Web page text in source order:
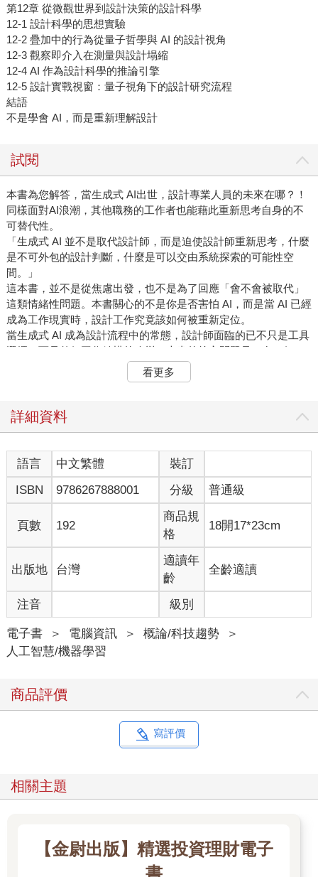
第12章 從微觀世界到設計決策的設計科學
12-1 設計科學的思想實驗
12-2 疊加中的行為從量子哲學與 AI 的設計視角
12-3 觀察即介入在測量與設計塌縮
12-4 AI 作為設計科學的推論引擎
12-5 設計實戰視窗：量子視角下的設計研究流程
結語
不是學會 AI，而是重新理解設計
試閱
本書為您解答，當生成式 AI出世，設計專業人員的未來在哪？！
同樣面對AI浪潮，其他職務的工作者也能藉此重新思考自身的不
可替代性。
「生成式 AI 並不是取代設計師，而是迫使設計師重新思考，什麼
是不可外包的設計判斷，什麼是可以交由系統探索的可能性空
間。」
這本書，並不是從焦慮出發，也不是為了回應「會不會被取代」
這類情緒性問題。本書關心的不是你是否害怕 AI，而是當 AI 已經
成為工作現實時，設計工作究竟該如何被重新定位。
當生成式 AI 成為設計流程中的常態，設計師面臨的已不只是工具
選擇，而是整個工作結構的改變。本書的核心問題是：在一個
「生成、變體與模擬都可以被系統大量完成」的環境下，設計師
每天究竟應該做哪些事情？哪些工作值得人類投入時間？哪些任
本書並不將 AI 視為靈感來源或效率工具，而是將其視為一種新的
情境下，清楚分辨「人該做什麼、系統該做什麼，以及如何協
作」。
以下四個重點，構成了本書作為 AI 時代設計工作指南的核心結
構。
一、設計工作的重心轉移：從產出形式到管理流程
本書首先指出，生成式 AI 改變的並不是設計的本質，而是設計工
作的分工方式。當形式生成、風格變化與初步完成度可以由系統
快速提供，設計工作的重心自然會從「如何把東西做出來」，轉
移到「如何組織與管理設計流程」。
作者透過設計媒介的演進脈絡，說明設計師的角色是如何一步步
從直接製作者，轉向規則制定者、流程引導者與結果判斷者。在
AI 參與的工作環境中，設計師不再需要對每一個生成細節負責，
而是必須負責設定方向、限制條件與評估標準。本書在此明確指
【設計師將學會】如何重新分配自己的工作時間，將精力從低槓
桿的執行工作，轉移到真正影響設計品質的流程管理與判斷節點
二、設計師如何與 AI 分工：AI探索，設計師決定
與模擬，而設計師則負責問題定義、限制設定與最終決策。
展開可能性空間，中期由設計師介入收斂條件與評估方向，後期
師不必與 AI 競速，而是專注於系統無法取代的判斷工作。
【設計師將學會】如何在實際專案中清楚劃分「可以交給 AI 的工
看更多
詳細資料
語言 中文繁體
裝訂
ISBN
9786267888001 分級 普通級
頁數 192
商品規
格
18開17*23cm
出版地 台灣
適讀年
齡
全齡適讀
注音 級別
電子書 ＞ 電腦資訊 ＞ 概論/科技趨勢
＞
人工智慧/機器學習
商品評價
寫評價
相關主題
【金尉出版】精選投資理財電子
書